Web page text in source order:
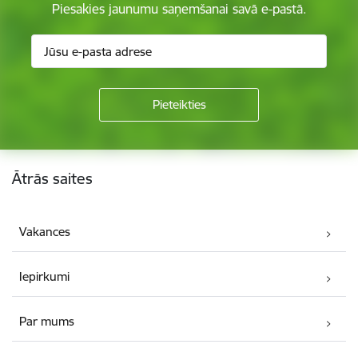
Piesakies jaunumu saņemšanai savā e-pastā.
Kājene
Ātrās saites
Vakances
Iepirkumi
Par mums